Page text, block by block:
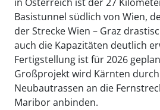
Basistunnel südlich von Wien,
der Strecke Wien – Graz
auch die Kapazitäten deutlich
Fertigstellung ist für 2026
Großprojekt wird Kärnten
Neubautrassen an die
Maribor anbinden.